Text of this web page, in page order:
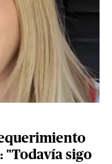
"Todavía sigo